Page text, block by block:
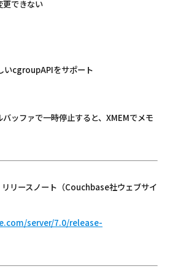
更できない
いcgroupAPIをサポート
ッファで一時停止すると、XMEMでメモ
リースノート（Couchbase社ウェブサイ
server/7.0/release-